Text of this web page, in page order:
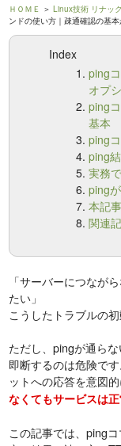
ＨＯＭＥ ＞Linux技術 リナッ
ンドの使い方｜疎通確認の基
Index
ping
オプ
ping
基本
ping
ping
実務
ping
本記
関連
「サーバーにつなが
たい」
こうしたトラブルの
ただし、pingが通ら
即断するのは危険で
ットへの応答を意図
なくてもサービスは
この記事では、ping